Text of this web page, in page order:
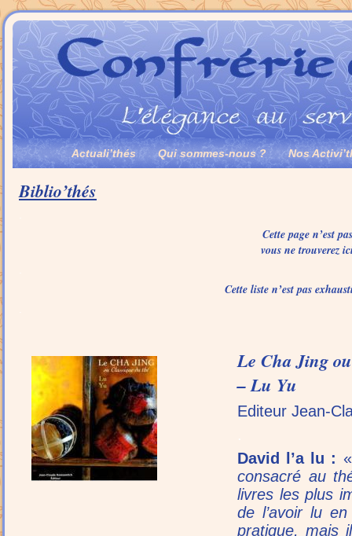
Actuali’thés Qui sommes-nous ? Nos
Biblio’thés
Cette page n’est
vous ne trouverez
Cette liste n’est pas
Le Cha Jing
– Lu Yu
Editeur Jean-
David l’a lu :
consacré au
livres les plus
de l’avoir lu
pratique, mais